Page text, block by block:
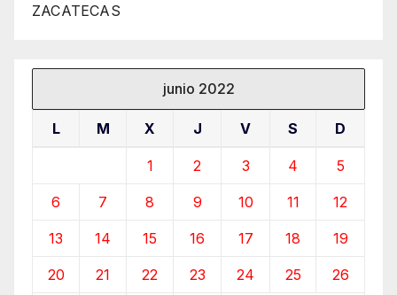
ZACATECAS
junio 2022
L M X J V S D
1 2 3 4 5
6 7 8 9 10 11 12
13 14 15 16 17 18 19
20 21 22 23 24 25 26